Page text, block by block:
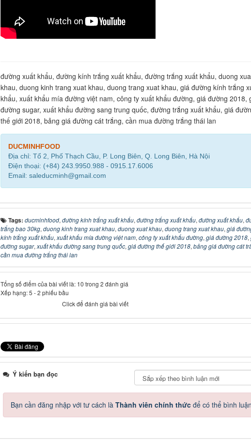
đường xuất khẩu, đường kính trắng xuất khẩu, đường trắng xuất khẩu, duong
khau, duong kinh trang xuat khau, duong trang xuat khau, giá đường kính trắng
khẩu, xuất khẩu mía đường việt nam, công ty xuất khẩu đường, giá đường 2018,
đường sugar, xuất khẩu đường sang trung quốc, đường trắng xuất khẩu, giá
thế giới 2018, bảng giá đường cát trắng, cần mua đường trắng thái lan
DUCMINHFOOD
Địa chỉ: Tổ 2, Phố Thạch Cầu, P. Long Biên, Q. Long Biên, Hà Nội
Điện thoại: (+84) 243.9950.988 - 0915.17.6006
Email: saleducminh@gmail.com
Tags: ducminhfood, đường kính trắng xuất khẩu, đường trắng xuất khẩu, đường xuất khẩu,
trắng bao 30kg, duong kinh trang xuat khau, duong xuat khau, duong trang xuat khau, giá
kính trắng xuất khẩu, xuất khẩu mía đường việt nam, công ty xuất khẩu đường, giá đường 2018,
đường sugar, xuất khẩu đường sang trung quốc, giá đường thế giới 2018, bảng giá đường cát
cần mua đường trắng thái lan
Tổng số điểm của bài viết là: 10 trong 2 đánh giá
Xếp hạng:5 -2 phiếu bầu
Click để đánh giá bài viết
Ý kiến bạn đọc
Bạn cần đăng nhập với tư cách là Thành viên chính thứcđể có thể bình